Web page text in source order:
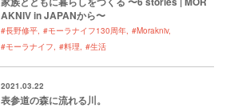
AKNIV in JAPANから〜
#長野修平 #モーラナイフ130周年 #Morakniv
#モーラナイフ #料理 #生活
2021.03.22
表参道の森に流れる川。